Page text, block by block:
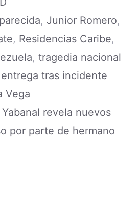
, Junior Romero,
, Residencias Caribe,
, tragedia nacional
tras incidente
Vega
revela nuevos
por parte de hermano